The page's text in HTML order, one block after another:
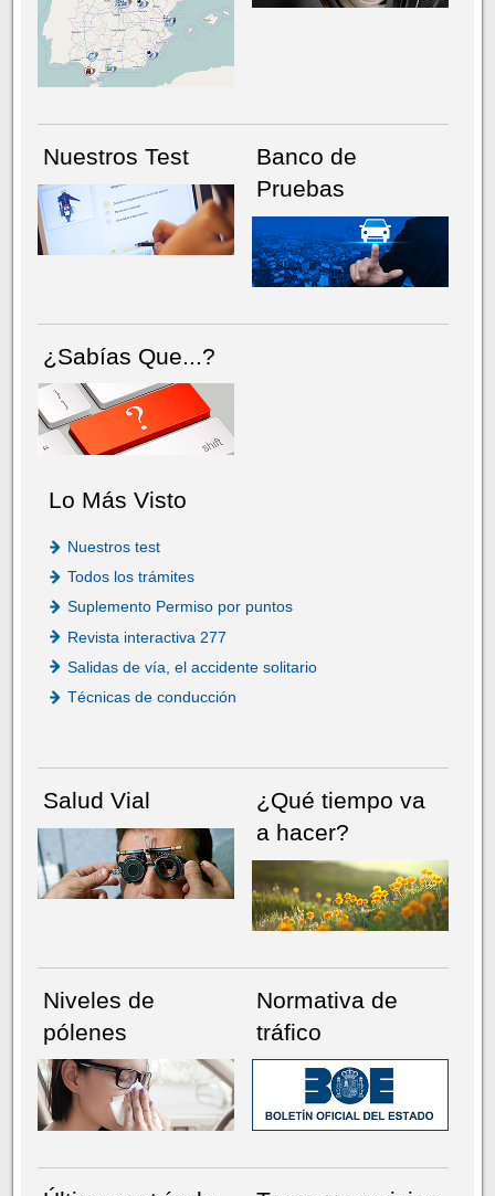
NÚMERO ACTUALHEMEROTECA
Nuestros Test
Banco de
Pruebas
¿Sabías Que...?
Lo Más Visto
Nuestros test
Todos los trámites
Suplemento Permiso por puntos
Revista interactiva 277
Salidas de vía, el accidente solitario
Técnicas de conducción
Salud Vial
¿Qué tiempo va
a hacer?
Niveles de
pólenes
Normativa de
tráfico